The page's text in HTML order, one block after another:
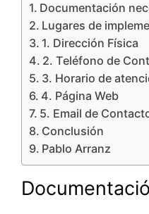
Documentación
Lugares de
1. Dirección Física
2. Teléfono de
3. Horario de
4. Página Web
5. Email de
Conclusión
Pablo Arranz